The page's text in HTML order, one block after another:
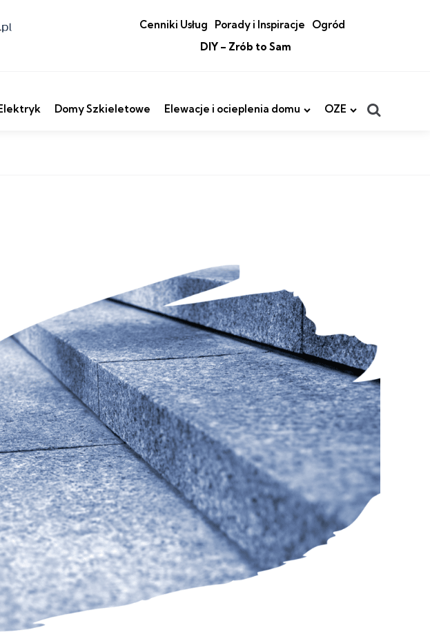
Cenniki Usług Porady i Inspiracje
Ogród
DIY – Zrób to Sam
Domy Szkieletowe Elewacje i ocieplenia domu OZE